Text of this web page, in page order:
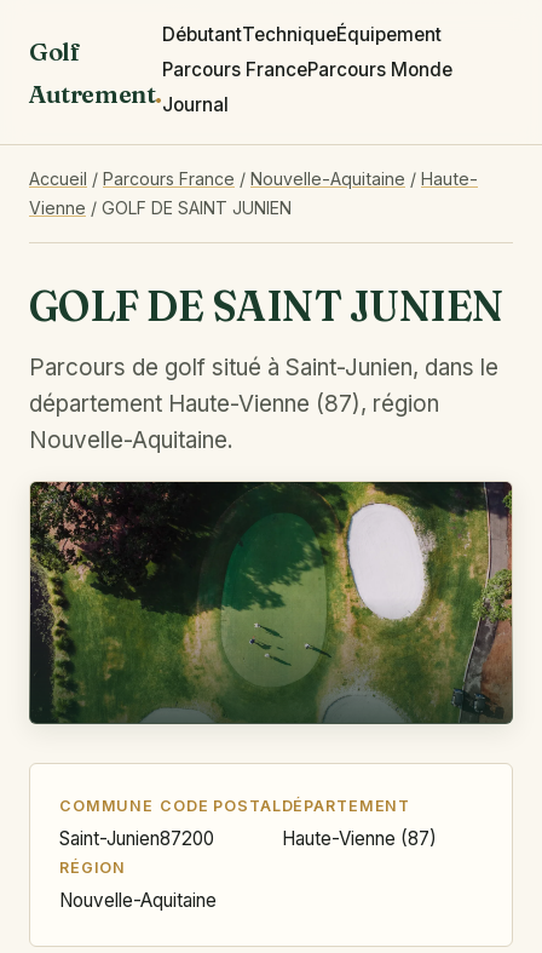
Golf
Autrement.
DébutantTechniqueÉquipement
Parcours FranceParcours Monde
Journal
Accueil / Parcours France / Nouvelle-Aquitaine / Haute-
Vienne / GOLF DE SAINT JUNIEN
GOLF DE SAINT JUNIEN
Parcours de golf situé à Saint-Junien, dans le
département Haute-Vienne (87), région
Nouvelle-Aquitaine.
COMMUNE
Saint-Junien
CODE POSTAL
87200
DÉPARTEMENT
Haute-Vienne (87)
RÉGION
Nouvelle-Aquitaine